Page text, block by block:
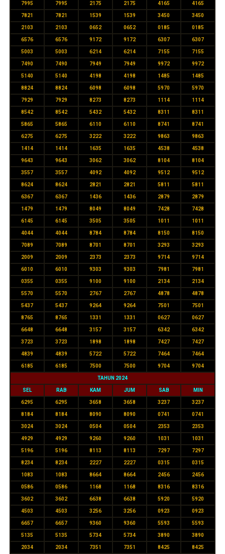
7995 7995 2175 2175 4165 4165
7821 7821 1539 1539 3450 3450
2103 2103 0652 0652 0185 0185
6576 6576 9172 9172 6307 6307
5003 5003 6214 6214 7155 7155
7490 7490 7949 7949 9972 9972
5140 5140 4198 4198 1485 1485
8824 8824 6098 6098 5970 5970
7929 7929 8273 8273 1114 1114
8542 8542 5432 5432 8311 8311
5865 5865 6110 6110 8741 8741
6275 6275 3222 3222 9863 9863
1414 1414 1635 1635 4538 4538
9643 9643 3062 3062 8104 8104
3557 3557 4092 4092 9512 9512
8624 8624 2821 2821 5811 5811
6367 6367 1436 1436 2879 2879
1479 1479 8049 8049 7428 7428
6145 6145 3505 3505 1011 1011
4044 4044 8784 8784 8150 8150
7089 7089 8701 8701 3293 3293
2009 2009 2373 2373 9714 9714
6010 6010 9303 9303 7981 7981
0355 0355 9100 9100 2134 2134
5570 5570 2767 2767 4878 4878
5437 5437 9264 9264 7501 7501
8765 8765 1331 1331 0627 0627
6648 6648 3157 3157 6342 6342
3723 3723 1898 1898 7427 7427
4839 4839 5722 5722 7464 7464
6185 6185 7500 7500 9704 9704
TAHUN 2024
SEL RAB KAM JUM SAB MIN
6295 6295 3658 3658 3237 3237
8184 8184 8090 8090 0741 0741
3024 3024 0504 0504 2353 2353
4929 4929 9260 9260 1031 1031
5196 5196 8113 8113 7297 7297
8234 8234 2227 2227 0315 0315
1083 1083 8664 8664 2456 2456
0586 0586 1168 1168 8316 8316
3602 3602 6638 6638 5920 5920
4503 4503 3256 3256 0923 0923
6657 6657 9360 9360 5593 5593
5135 5135 5734 5734 3890 3890
2034 2034 7351 7351 8425 8425